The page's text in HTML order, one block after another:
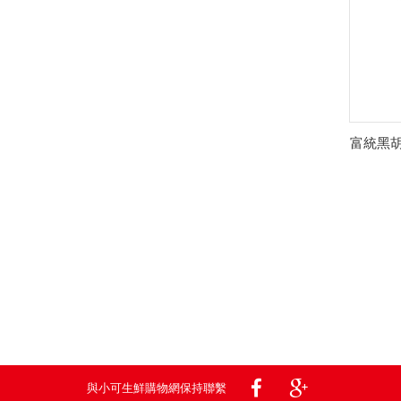
富統黑
與小可生鮮購物網保持聯繫